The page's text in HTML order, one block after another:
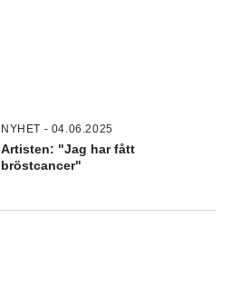
NYHET - 04.06.2025
Artisten: "Jag har fått
bröstcancer"